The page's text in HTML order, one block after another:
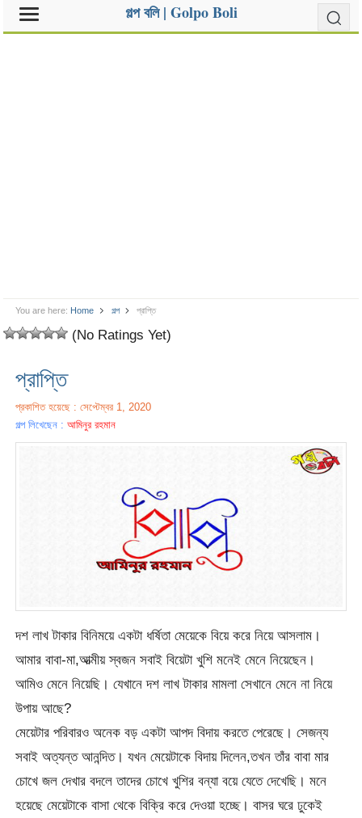
গল্প বলি | Golpo Boli
You are here: Home গল্প প্রাপ্তি
(No Ratings Yet)
প্রাপ্তি
প্রকাশিত হয়েছে : সেপ্টেম্বর 1, 2020
গল্প লিখেছেন :আমিনুর রহমান
দশ লাখ টাকার বিনিময়ে একটা ধর্ষিতা মেয়েকে বিয়ে করে নিয়ে আসলাম।
আমার বাবা-মা,আত্মীয় স্বজন সবাই বিয়েটা খুশি মনেই মেনে নিয়েছেন।
আমিও মেনে নিয়েছি। যেখানে দশ লাখ টাকার মামলা সেখানে মেনে না নিয়ে
উপায় আছে?
মেয়েটার পরিবারও অনেক বড় একটা আপদ বিদায় করতে পেরেছে। সেজন্য
সবাই অত্যন্ত আনন্দিত। যখন মেয়েটাকে বিদায় দিলেন,তখন তাঁর বাবা মার
চোখে জল দেখার বদলে তাদের চোখে খুশির বন্যা বয়ে যেতে দেখেছি। মনে
হয়েছে মেয়েটাকে বাসা থেকে বিক্রি করে দেওয়া হচ্ছে। বাসর ঘরে ঢুকেই